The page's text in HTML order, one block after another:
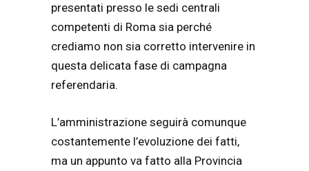
presentati presso le sedi centrali
competenti di Roma sia perché
crediamo non sia corretto intervenire in
questa delicata fase di campagna
referendaria.
L’amministrazione seguirà comunque
costantemente l’evoluzione dei fatti,
ma un appunto va fatto alla Provincia